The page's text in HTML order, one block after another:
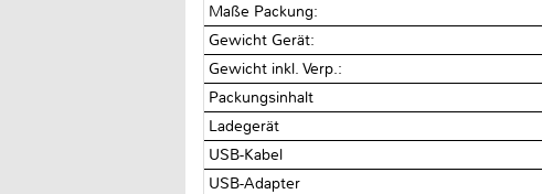
Maße Packung:
Gewicht Gerät:
Gewicht inkl. Verp.:
Packungsinhalt
Ladegerät
USB-Kabel
USB-Adapter